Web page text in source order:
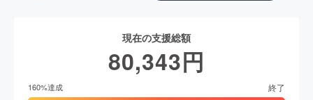
現在の支援総額
80,343円
160%達成 終了